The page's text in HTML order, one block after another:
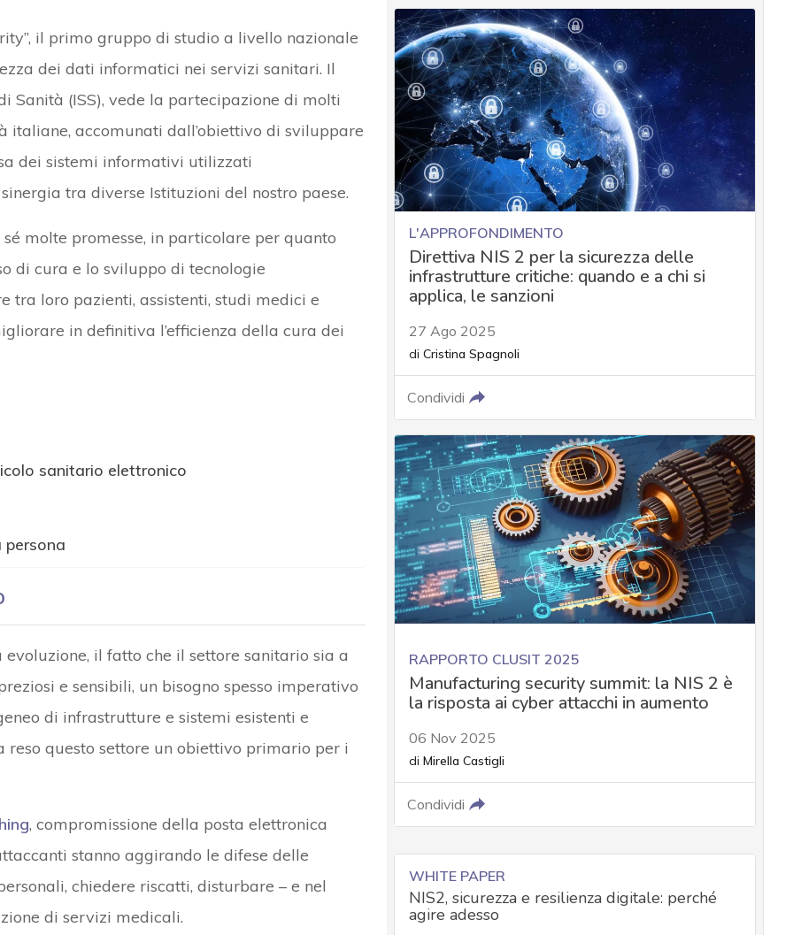
il primo gruppo di studio a livello nazionale
dei dati informatici nei servizi sanitari. Il
Sanità (ISS), vede la partecipazione di molti
accomunati dall’obiettivo di sviluppare
dei sistemi informativi utilizzati
tra diverse Istituzioni del nostro paese.
molte promesse, in particolare per quanto
di cura e lo sviluppo di tecnologie
tra loro pazienti, assistenti, studi medici e
in definitiva l’efficienza della cura dei
sanitario elettronico
il fatto che il settore sanitario sia a
e sensibili, un bisogno spesso imperativo
di infrastrutture e sistemi esistenti e
questo settore un obiettivo primario per i
, compromissione della posta elettronica
stanno aggirando le difese delle
chiedere riscatti, disturbare – e nel
di servizi medicali.
L'APPROFONDIMENTO
Direttiva NIS 2 per la sicurezza delle
infrastrutture critiche: quando e a chi si
applica, le sanzioni
27 Ago 2025
di Cristina Spagnoli
Condividi
RAPPORTO CLUSIT 2025
Manufacturing security summit: la NIS 2 è
la risposta ai cyber attacchi in aumento
06 Nov 2025
di Mirella Castigli
Condividi
WHITE PAPER
NIS2, sicurezza e resilienza digitale: perché
agire adesso